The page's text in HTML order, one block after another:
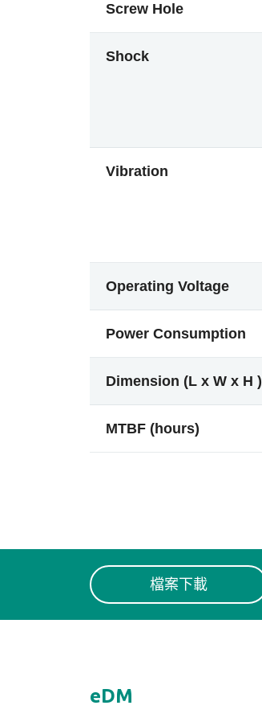
Screw Hole
Shock
Vibration
Operating Voltage
Power Consumption
Dimension (L x W x H )
MTBF (hours)
檔案下載
eDM